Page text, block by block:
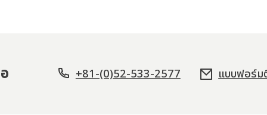
+81-(0)52-533-2577 แบบฟอร์